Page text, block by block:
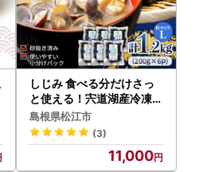
しじみ 食べる分だけさっ
と使える！宍道湖産冷凍大
和しじみ (Ｌ)200g×6袋
島根県松江市/平野缶詰有
限会社[ALBZ013]
島根県松江市
(3)
11,000